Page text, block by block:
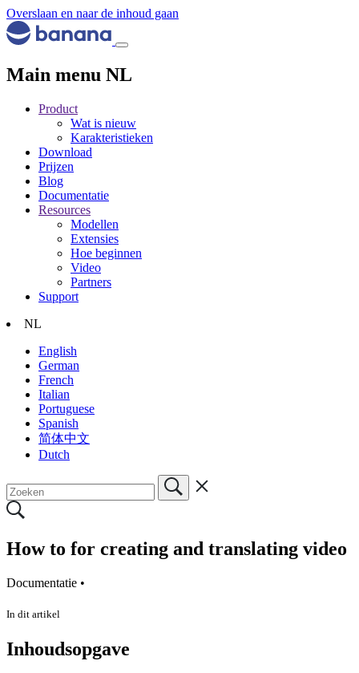
Overslaan en naar de inhoud gaan
Main menu NL
Product
Wat is nieuw
Karakteristieken
Download
Prijzen
Blog
Documentatie
Resources
Modellen
Extensies
Hoe beginnen
Video
Partners
Support
NL
English
German
French
Italian
Portuguese
Spanish
简体中文
Dutch
How to for creating and translating video
Documentatie •
In dit artikel
Inhoudsopgave